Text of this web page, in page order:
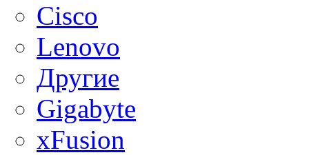
Cisco
Lenovo
Другие
Gigabyte
xFusion